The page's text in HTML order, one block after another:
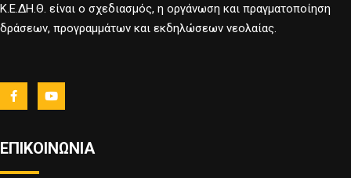
Κ.Ε.ΔΗ.Θ. είναι ο σχεδιασμός, η οργάνωση και πραγματοποίηση
δράσεων, προγραμμάτων και εκδηλώσεων νεολαίας.
ΕΠΙΚΟΙΝΩΝΙΑ